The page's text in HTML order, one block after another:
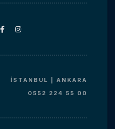
İSTANBUL | ANKARA
0552 224 55 00